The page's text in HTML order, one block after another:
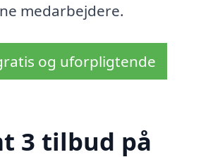
medarbejdere.
og uforpligtende
3 tilbud på